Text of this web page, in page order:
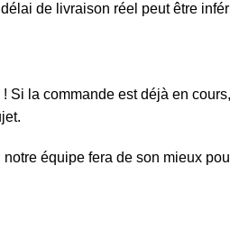
de livraison réel peut être
la commande est déjà en
équipe fera de son mieux